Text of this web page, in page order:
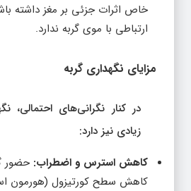
خاص اثرات جزئی بر مغز داشته
ارتباطی با موی گربه ندارد.
مزایای نگهداری گربه
در کنار نگرانی‌های احتمالی،
زیادی نیز دارد:
کاهش استرس و اضطراب: حضور
کاهش سطح کورتیزول (هورمون